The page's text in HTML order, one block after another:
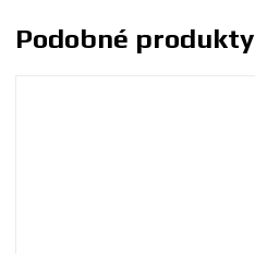
Podobné produkty